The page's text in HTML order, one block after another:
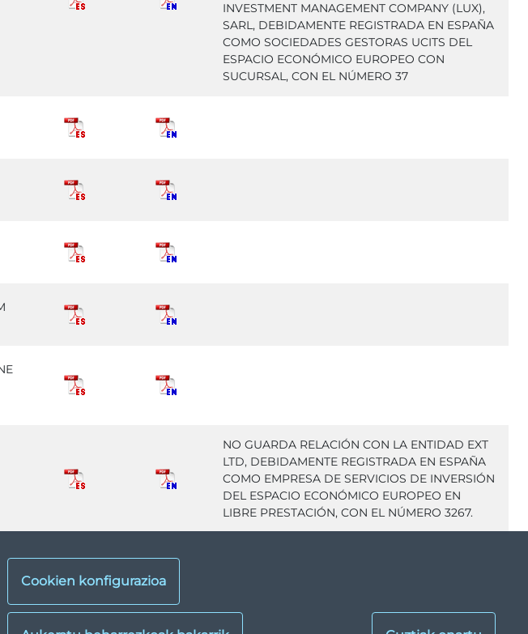
Cookien konfigurazioa
INVESTMENT MANAGEMENT COMPANY (LUX),
SARL, DEBIDAMENTE REGISTRADA EN ESPAÑA
COMO SOCIEDADES GESTORAS UCITS DEL
ESPACIO ECONÓMICO EUROPEO CON
SUCURSAL, CON EL NÚMERO 37
NO GUARDA RELACIÓN CON LA ENTIDAD EXT
LTD, DEBIDAMENTE REGISTRADA EN ESPAÑA
COMO EMPRESA DE SERVICIOS DE INVERSIÓN
DEL ESPACIO ECONÓMICO EUROPEO EN
LIBRE PRESTACIÓN, CON EL NÚMERO 3267.